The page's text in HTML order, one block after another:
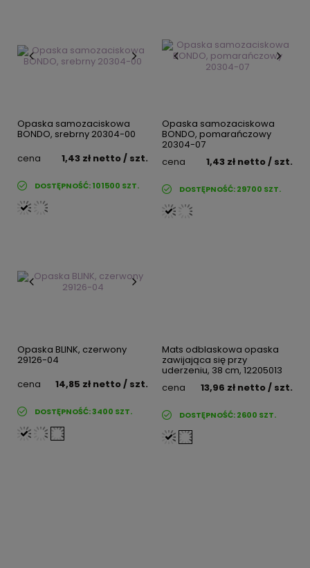
Opaska samozaciskowa
BONDO, srebrny 20304-00
cena
1,43 zł netto/ szt.
DOSTĘPNOŚĆ:101500 SZT.
Opaska samozaciskowa
BONDO, pomarańczowy
20304-07
cena
1,43 zł netto/ szt.
DOSTĘPNOŚĆ:29700 SZT.
Opaska BLINK, czerwony
29126-04
cena
14,85 zł netto/ szt.
DOSTĘPNOŚĆ:3400 SZT.
Mats odblaskowa opaska
zawijająca się przy
uderzeniu, 38 cm, 12205013
cena
13,96 zł netto/ szt.
DOSTĘPNOŚĆ:2600 SZT.